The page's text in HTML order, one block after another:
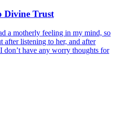
Divine Trust
a motherly feeling in my mind, so
listening to her, and after
have any worry thoughts for